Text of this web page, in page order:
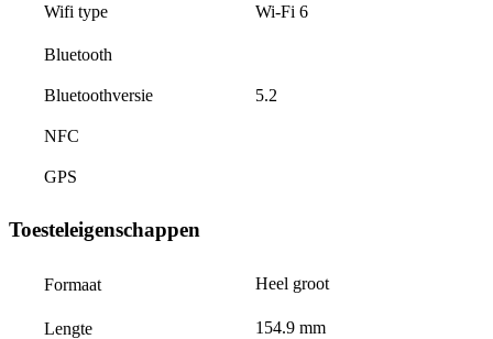
Wifi type Wi-Fi 6
Bluetooth
Bluetoothversie 5.2
NFC
GPS
Toesteleigenschappen
Formaat Heel groot
Lengte 154.9 mm